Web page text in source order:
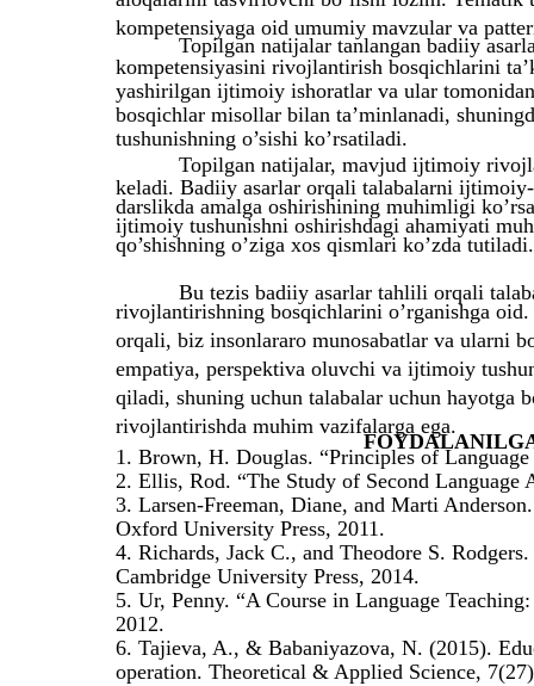
kompetensiyaga oid umumiy mavzular va
Topilgan natijalar tanlangan badiiy
kompetensiyasini rivojlantirish bosqichlarini
yashirilgan ijtimoiy ishoratlar va ular
bosqichlar misollar bilan ta’minlanadi,
tushunishning o’sishi ko’rsatiladi.
Topilgan natijalar, mavjud ijtimoiy
keladi. Badiiy asarlar orqali talabalarni
darslikda amalga oshirishining muhimligi
ijtimoiy tushunishni oshirishdagi ahamiyati
qo’shishning o’ziga xos qismlari ko’zda tutiladi.
Bu tezis badiiy asarlar tahlili orqali
rivojlantirishning bosqichlarini o’rganishga
orqali, biz insonlararo munosabatlar va ularni
empatiya, perspektiva oluvchi va ijtimoiy
qiladi, shuning uchun talabalar uchun
rivojlantirishda muhim vazifalarga ega.
1. Brown, H. Douglas. “Principles of
2. Ellis, Rod. “The Study of Second
3. Larsen-Freeman, Diane, and Marti
Oxford University Press, 2011.
4. Richards, Jack C., and Theodore S.
Cambridge University Press, 2014.
5. Ur, Penny. “A Course in Language
2012.
6. Tajieva, A., & Babaniyazova, N. (2015).
operation. Theoretical & Applied Science,